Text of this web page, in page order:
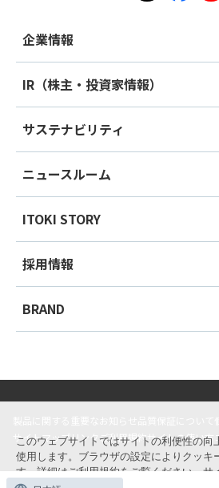
企業情報
IR（株主・投資家情報）
サステナビリティ
ニュースルーム
ITOKI STORY
採用情報
BRAND
サイトマップリンク ご利用規約 サイトの使い方
このウェブサイトではサイトの利便性の向
使用します。ブラウザの設定によりクッキ
す。詳細は ご利用規約をご覧ください。サ